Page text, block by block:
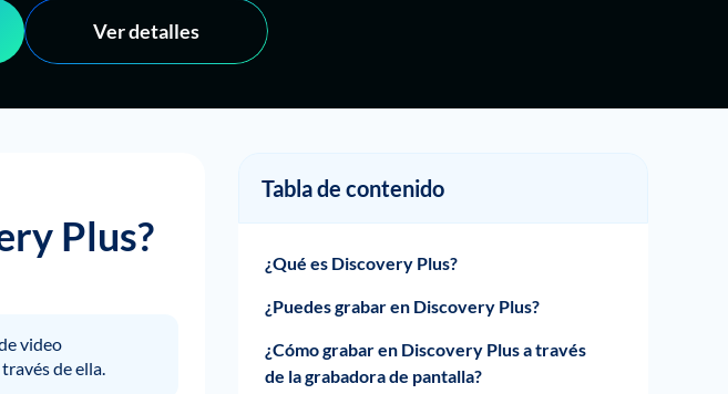
Ver detalles
Plus?
video
de ella.
Tabla de contenido
¿Qué es Discovery Plus?
¿Puedes grabar en Discovery Plus?
¿Cómo grabar en Discovery Plus a través
de la grabadora de pantalla?